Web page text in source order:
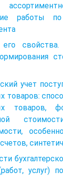
работы
свойства.
учет
товаров:
товаров,
услуг)